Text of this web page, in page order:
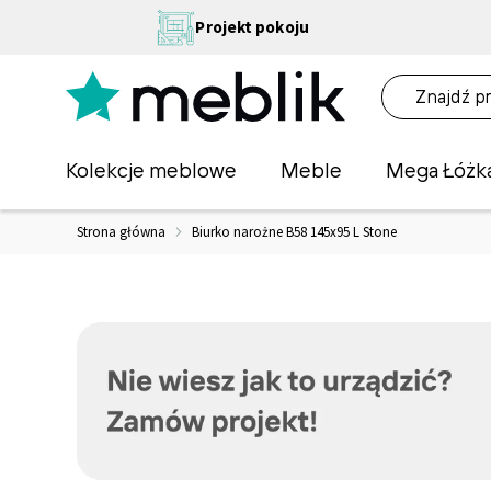
Projekt pokoju
Kolekcje meblowe Meble Mega
Strona główna Biurko narożne B58 145x95 L Stone